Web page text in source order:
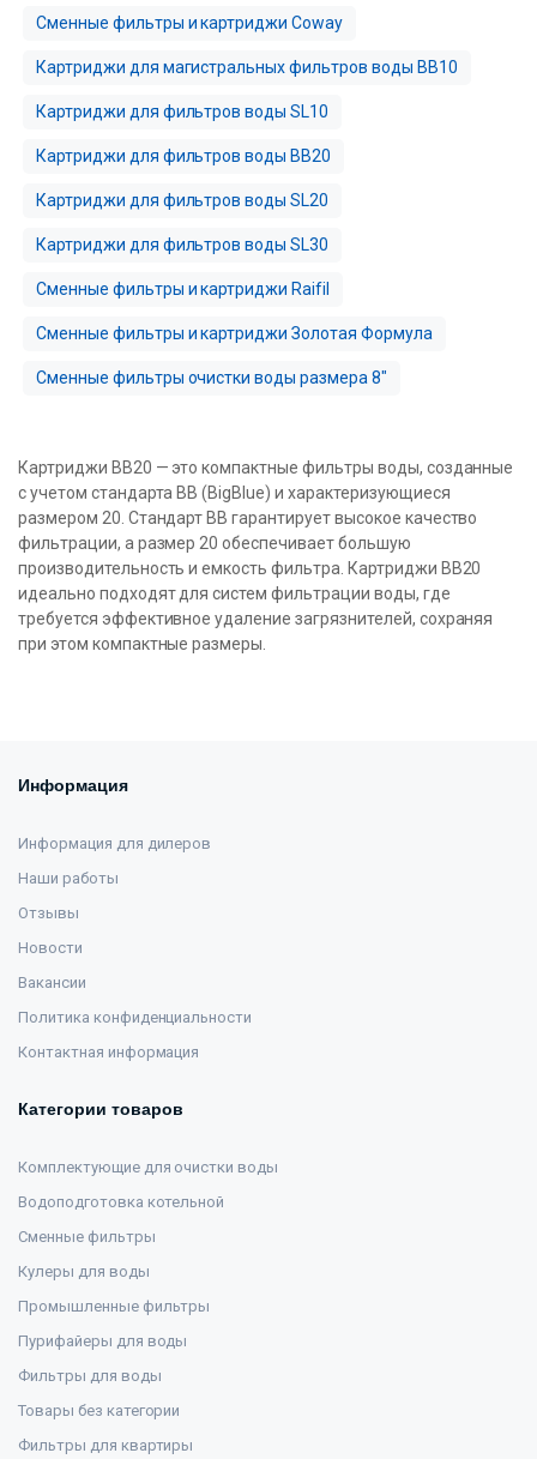
Сменные фильтры и картриджи Coway
Картриджи для магистральных фильтров воды BB10
Картриджи для фильтров воды SL10
Картриджи для фильтров воды BB20
Картриджи для фильтров воды SL20
Картриджи для фильтров воды SL30
Сменные фильтры и картриджи Raifil
Сменные фильтры и картриджи Золотая Формула
Сменные фильтры очистки воды размера 8″
Картриджи BB20 — это компактные фильтры воды, созданные
с учетом стандарта BB (BigBlue) и характеризующиеся
размером 20. Стандарт BB гарантирует высокое качество
фильтрации, а размер 20 обеспечивает большую
производительность и емкость фильтра. Картриджи BB20
идеально подходят для систем фильтрации воды, где
требуется эффективное удаление загрязнителей, сохраняя
при этом компактные размеры.
Информация
Информация для дилеров
Наши работы
Отзывы
Новости
Вакансии
Политика конфиденциальности
Контактная информация
Категории товаров
Комплектующие для очистки воды
Водоподготовка котельной
Сменные фильтры
Кулеры для воды
Промышленные фильтры
Пурифайеры для воды
Фильтры для воды
Товары без категории
Фильтры для квартиры